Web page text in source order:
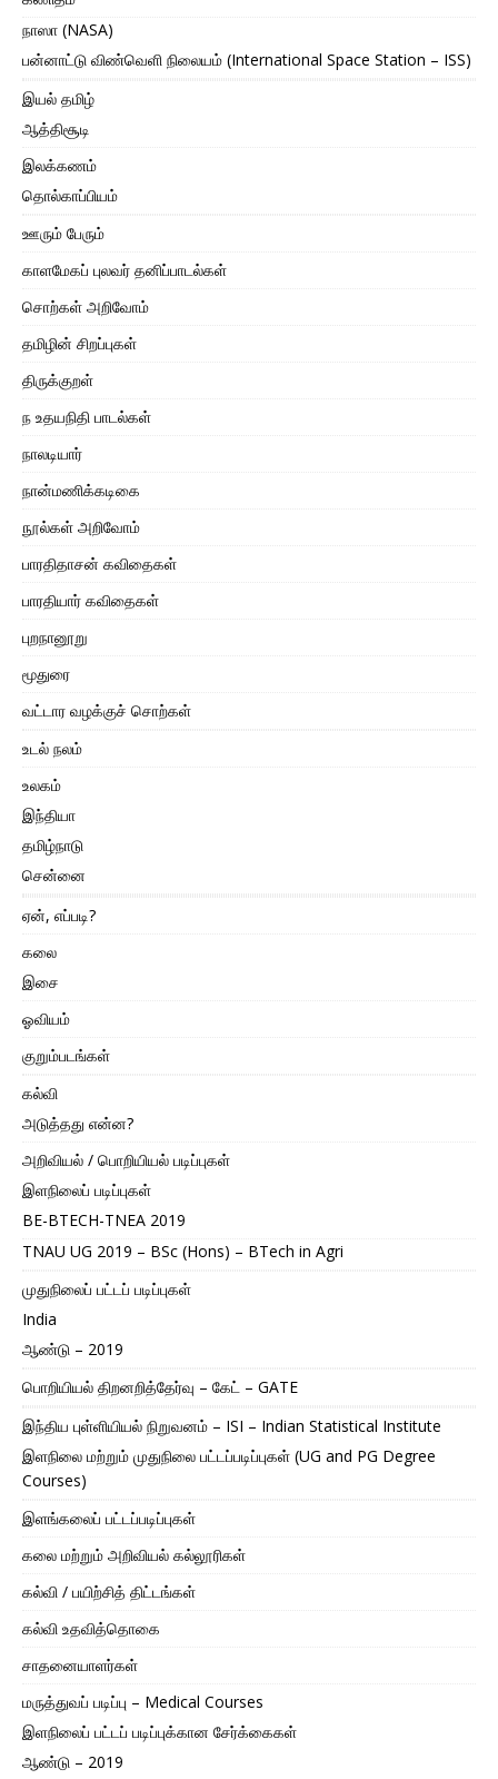
நாஸா (NASA)
பன்னாட்டு விண்வெளி நிலையம் (International Space Station – ISS)
இயல் தமிழ்
ஆத்திசூடி
இலக்கணம்
தொல்காப்பியம்
ஊரும் பேரும்
காளமேகப் புலவர் தனிப்பாடல்கள்
சொற்கள் அறிவோம்
தமிழின் சிறப்புகள்
திருக்குறள்
ந உதயநிதி பாடல்கள்
நாலடியார்
நான்மணிக்கடிகை
நூல்கள் அறிவோம்
பாரதிதாசன் கவிதைகள்
பாரதியார் கவிதைகள்
புறநானூறு
மூதுரை
வட்டார வழக்குச் சொற்கள்
உடல் நலம்
உலகம்
இந்தியா
தமிழ்நாடு
சென்னை
ஏன், எப்படி?
கலை
இசை
ஓவியம்
குறும்படங்கள்
கல்வி
அடுத்தது என்ன?
அறிவியல் / பொறியியல் படிப்புகள்
இளநிலைப் படிப்புகள்
BE-BTECH-TNEA 2019
TNAU UG 2019 – BSc (Hons) – BTech in Agri
முதுநிலைப் பட்டப் படிப்புகள்
India
ஆண்டு – 2019
பொறியியல் திறனறித்தேர்வு – கேட் – GATE
இந்திய புள்ளியியல் நிறுவனம் – ISI – Indian Statistical Institute
இளநிலை மற்றும் முதுநிலை பட்டப்படிப்புகள் (UG and PG Degree
Courses)
இளங்கலைப் பட்டப்படிப்புகள்
கலை மற்றும் அறிவியல் கல்லூரிகள்
கல்வி / பயிற்சித் திட்டங்கள்
கல்வி உதவித்தொகை
சாதனையாளர்கள்
மருத்துவப் படிப்பு – Medical Courses
இளநிலைப் பட்டப் படிப்புக்கான சேர்க்கைகள்
ஆண்டு – 2019